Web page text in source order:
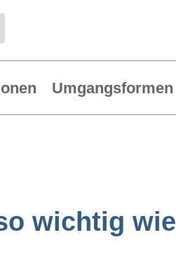
Umgangsformen
wichtig wie